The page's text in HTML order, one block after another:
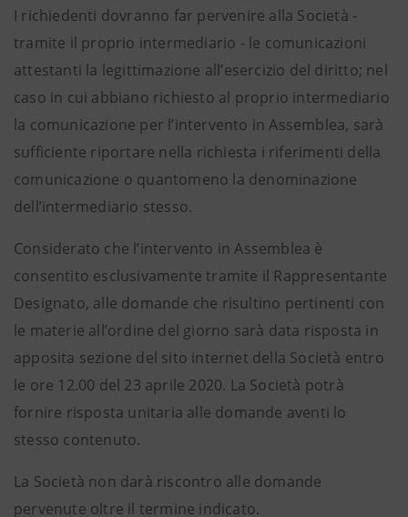
I richiedenti dovranno far pervenire alla Società -
tramite il proprio intermediario - le comunicazioni
attestanti la legittimazione all’esercizio del diritto; nel
caso in cui abbiano richiesto al proprio intermediario
la comunicazione per l’intervento in Assemblea, sarà
sufficiente riportare nella richiesta i riferimenti della
comunicazione o quantomeno la denominazione
dell’intermediario stesso.
Considerato che l’intervento in Assemblea è
consentito esclusivamente tramite il Rappresentante
Designato, alle domande che risultino pertinenti con
le materie all’ordine del giorno sarà data risposta in
apposita sezione del sito internet della Società entro
le ore 12.00 del 23 aprile 2020. La Società potrà
fornire risposta unitaria alle domande aventi lo
stesso contenuto.
La Società non darà riscontro alle domande
pervenute oltre il termine indicato.